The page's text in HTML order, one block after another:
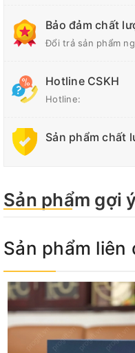
Bảo đảm chất
Đổi trả sản phẩm
Hotline CSKH
Hotline:
Sản phẩm chất
Sản phẩm gợi
Sản phẩm liên